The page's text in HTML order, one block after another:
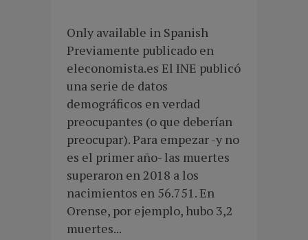
Only available in Spanish
Previamente publicado en
eleconomista.es El INE publicó
una serie de datos
demográficos en verdad
preocupantes (o que deberían
preocupar). Para empezar -y no
es el primer año- las muertes
superaron en 2018 a los
nacimientos en 56.751. En
Orense, por ejemplo, hubo 3,2
muertes...